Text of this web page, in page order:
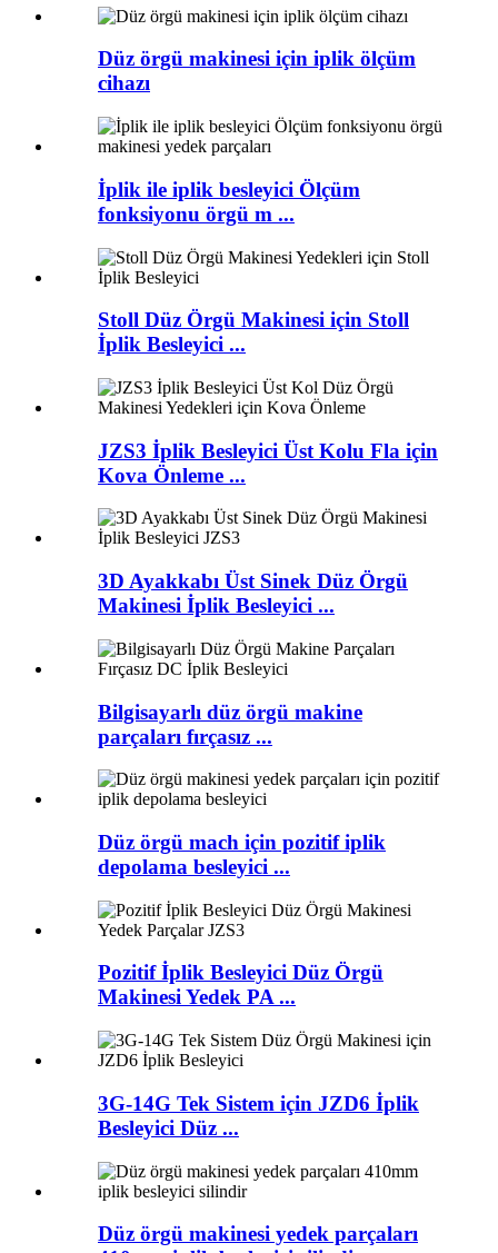
Düz örgü makinesi için iplik ölçüm
cihazı
İplik ile iplik besleyici Ölçüm
fonksiyonu örgü m ...
Stoll Düz Örgü Makinesi için Stoll
İplik Besleyici ...
JZS3 İplik Besleyici Üst Kolu Fla için
Kova Önleme ...
3D Ayakkabı Üst Sinek Düz Örgü
Makinesi İplik Besleyici ...
Bilgisayarlı düz örgü makine
parçaları fırçasız ...
Düz örgü mach için pozitif iplik
depolama besleyici ...
Pozitif İplik Besleyici Düz Örgü
Makinesi Yedek PA ...
3G-14G Tek Sistem için JZD6 İplik
Besleyici Düz ...
Düz örgü makinesi yedek parçaları